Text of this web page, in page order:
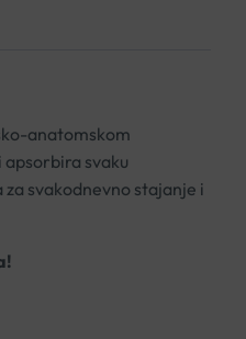
anatomskom
svaku
svakodnevno stajanje i